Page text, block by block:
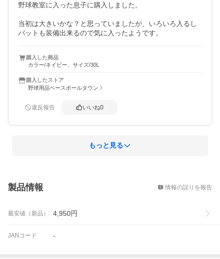
野球教室に入った息子に購入しました。
当初は大きいかな？と思っていましたが、いろいろ入るし
バットも装備出来るので気に入ったようです。
購入した商品
カラー/ネイビー、サイズ/30L
購入したストア
野球用品ベースボールタウン
違反報告 いいね0
もっと見る
製品情報 情報の誤りを報告
最安値（新品） 4,950円
JANコード -